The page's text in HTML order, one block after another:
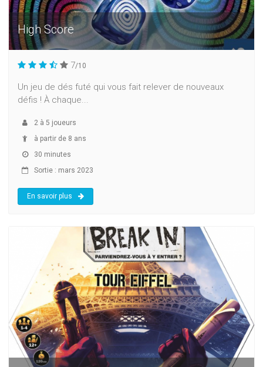
High Score
7/10
Un jeu de dés futé qui vous fait relever de nouveaux
défis ! À chaque...
2 à 5 joueurs
à partir de 8 ans
30 minutes
Sortie : mars 2023
En savoir plus